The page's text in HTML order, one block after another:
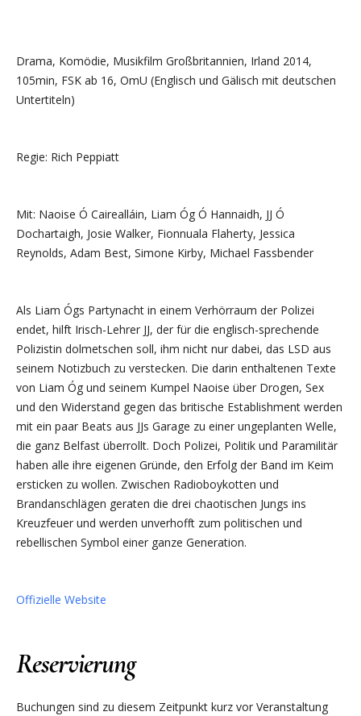
Drama, Komödie, Musikfilm Großbritannien, Irland 2014,
105min, FSK ab 16, OmU (Englisch und Gälisch mit deutschen
Untertiteln)
Regie: Rich Peppiatt
Mit: Naoise Ó Cairealláin, Liam Óg Ó Hannaidh, JJ Ó
Dochartaigh, Josie Walker, Fionnuala Flaherty, Jessica
Reynolds, Adam Best, Simone Kirby, Michael Fassbender
Als Liam Ógs Partynacht in einem Verhörraum der Polizei
endet, hilft Irisch-Lehrer JJ, der für die englisch-sprechende
Polizistin dolmetschen soll, ihm nicht nur dabei, das LSD aus
seinem Notizbuch zu verstecken. Die darin enthaltenen Texte
von Liam Óg und seinem Kumpel Naoise über Drogen, Sex
und den Widerstand gegen das britische Establishment werden
mit ein paar Beats aus JJs Garage zu einer ungeplanten Welle,
die ganz Belfast überrollt. Doch Polizei, Politik und Paramilitär
haben alle ihre eigenen Gründe, den Erfolg der Band im Keim
ersticken zu wollen. Zwischen Radioboykotten und
Brandanschlägen geraten die drei chaotischen Jungs ins
Kreuzfeuer und werden unverhofft zum politischen und
rebellischen Symbol einer ganze Generation.
Offizielle Website
Reservierung
Buchungen sind zu diesem Zeitpunkt kurz vor Veranstaltung